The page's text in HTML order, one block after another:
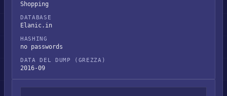
Shopping
DATABASE
Elanic.in
HASHING
no passwords
DATA DEL DUMP (GREZZA)
2016-09